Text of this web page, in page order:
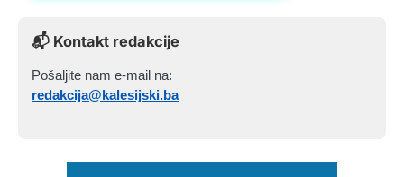
📬 Kontakt redakcije
Pošaljite nam e-mail na:
redakcija@kalesijski.ba